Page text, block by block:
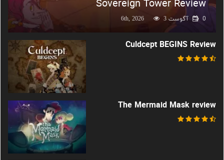
Sovereign Tower Review
آگوست 6th, 2026 3 0
Culdcept BEGINS Review
The Mermaid Mask review